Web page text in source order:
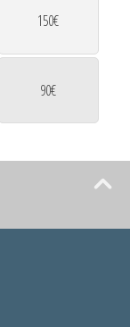
150€
90€